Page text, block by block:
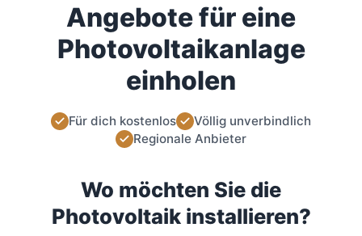
Angebote für eine
Photovoltaikanlage
einholen
Für dich kostenlos
Völlig unverbindlich
Regionale Anbieter
Wo möchten Sie die
Photovoltaik installieren?